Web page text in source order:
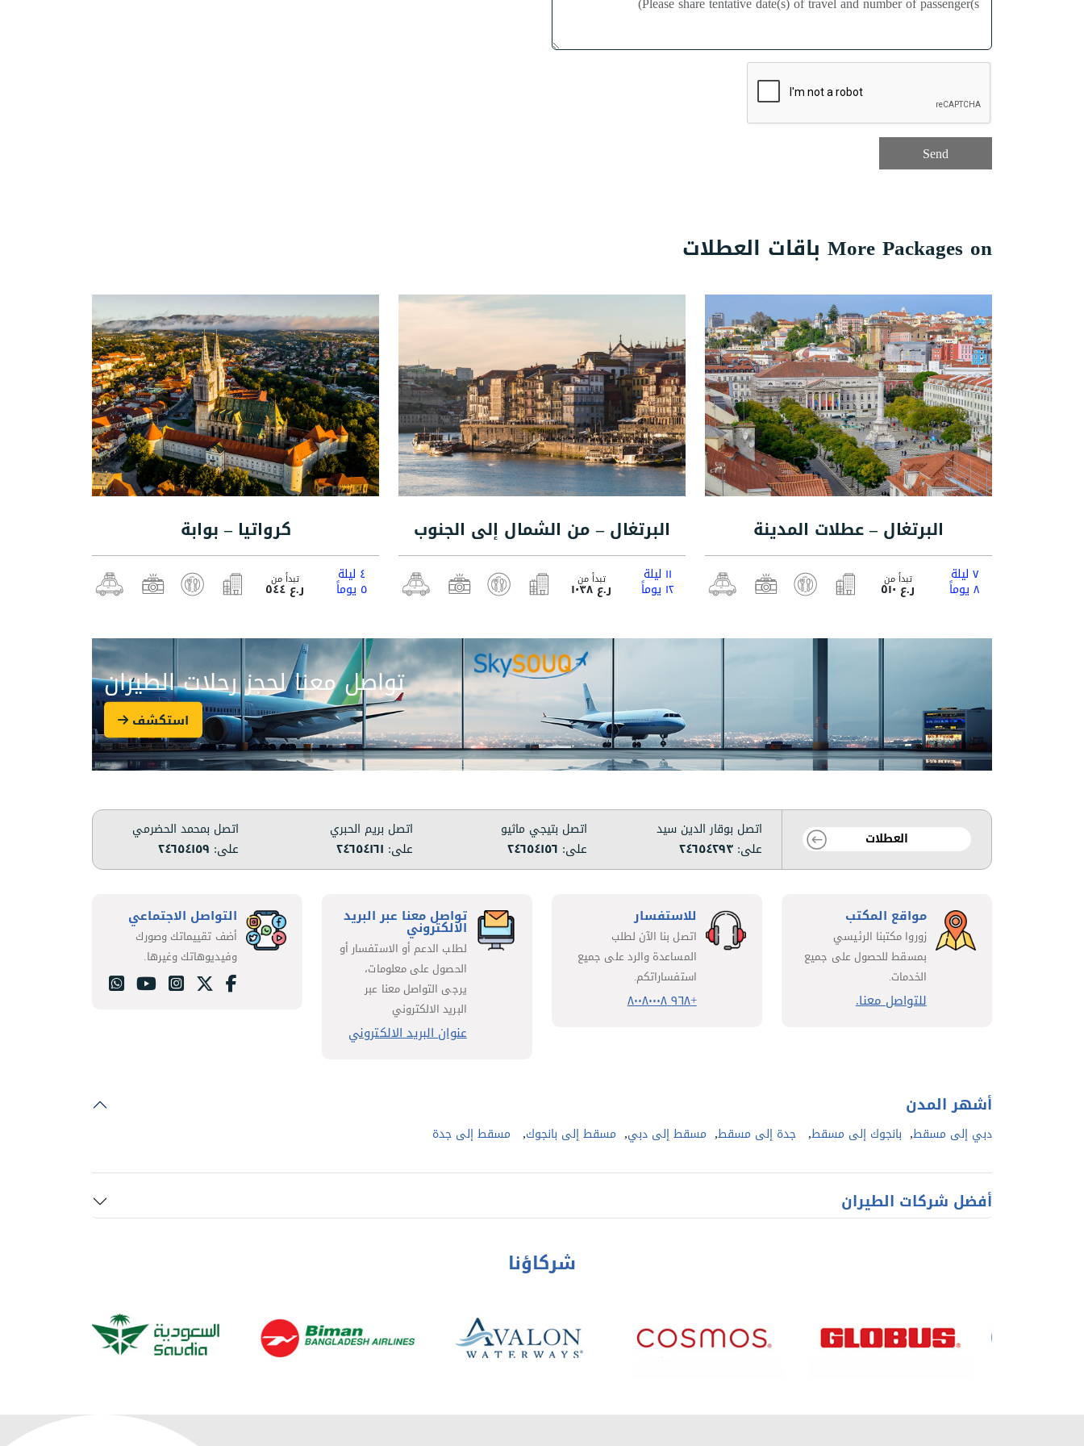
More Packages on باقات العطلات
البرتغال – عطلات المدينة
٧ ليلة
٨ يوماً تبدأ من
ر.ع ٥١٠
البرتغال – من الشمال إلى الجنوب
١١ ليلة
١٢ يوماً تبدأ منر.ع ١٠٣٨
كرواتيا – بوابة
٤ ليلة
٥ يوماً تبدأ من
ر.ع ٥٤٤
تواصل معنا لحجز رحلات الطيران
استكشف
العطلات اتصل بوقار الدين سيد
على:٢٤٦٥٤٢٩٣
اتصل بتيجي ماثيو
على: ٢٤٦٥٤١٥٦
اتصل بريم الحبري
على: ٢٤٦٥٤١٦١
اتصل بمحمد الحضرمي
على: ٢٤٦٥٤١٥٩
مواقع المكتب
زوروا مكتبنا الرئيسي
بمسقط للحصول على جميع
الخدمات.
للتواصل معنا.
للاستفسار
اتصل بنا الآن لطلب
المساعدة والرد على جميع
استفساراتكم.
+٩٦٨ ٨٠٠٨٠٠٠٨
تواصل معنا عبر البريد
الالكتروني
لطلب الدعم أو الاستفسار أو
الحصول على معلومات،
يرجى التواصل معنا عبر
البريد الالكتروني
عنوان البريد الالكتروني
التواصل الاجتماعي
أضف تقييماتك وصورك
وفيديوهاتك وغيرها.
أشهر المدن
دبي إلى مسقط, بانجوك إلى مسقط, جدة إلى مسقط, مسقط إلى دبي, مسقط إلى بانجوك, مسقط إلى جدة
أفضل شركات الطيران
شركاؤنا